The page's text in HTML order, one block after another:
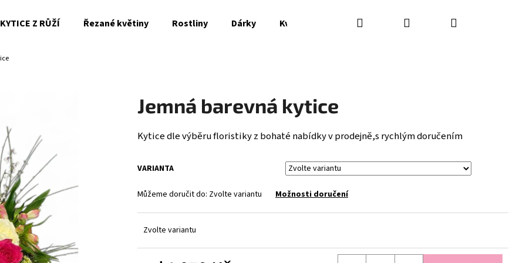
KYTICE Z RŮŽÍ Řezané květiny Rostliny Dárky Květináče, vázy Hledat PřihlášeníNákupní
Jemná barevná kytice
Kytice dle výběru floristiky z bohaté nabídky v prodejně,s rychlým doručením
VARIANTA
Můžeme doručit do: Zvolte variantu Možnosti doručení
Zvolte variantu
HLEDAT
Doporučujeme